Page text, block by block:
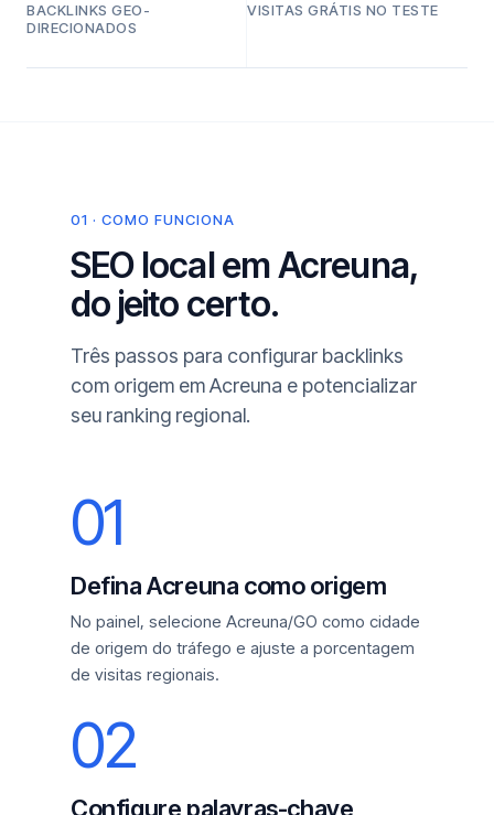
BACKLINKS GEO-
DIRECIONADOS
VISITAS GRÁTIS NO TESTE
01 · COMO FUNCIONA
SEO local em Acreuna,
do jeito certo.
Três passos para configurar backlinks
com origem em Acreuna e potencializar
seu ranking regional.
01
Defina Acreuna como origem
No painel, selecione Acreuna/GO como cidade
de origem do tráfego e ajuste a porcentagem
de visitas regionais.
02
Configure palavras-chave